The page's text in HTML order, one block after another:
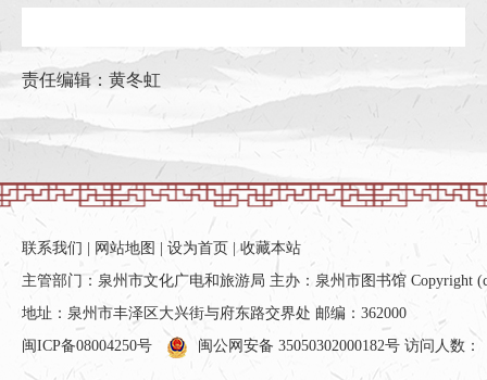
责任编辑：黄冬虹
联系我们 网站地图 设为首页 |收藏本站
主管部门：泉州市文化广电和旅游局 主办：泉州市图书馆 Copyright
地址：泉州市丰泽区大兴街与府东路交界处 邮编：362000
闽ICP备08004250号
闽公网安备 35050302000182号 访问人数：